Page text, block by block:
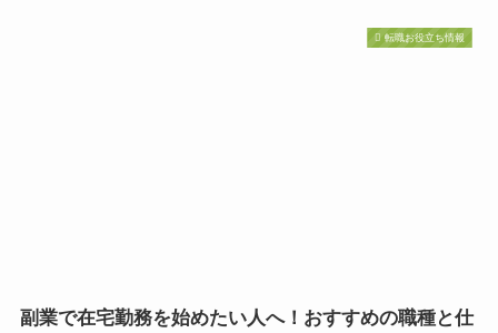
転職お役立ち情報
副業で在宅勤務を始めたい人へ！おすすめの職種と仕